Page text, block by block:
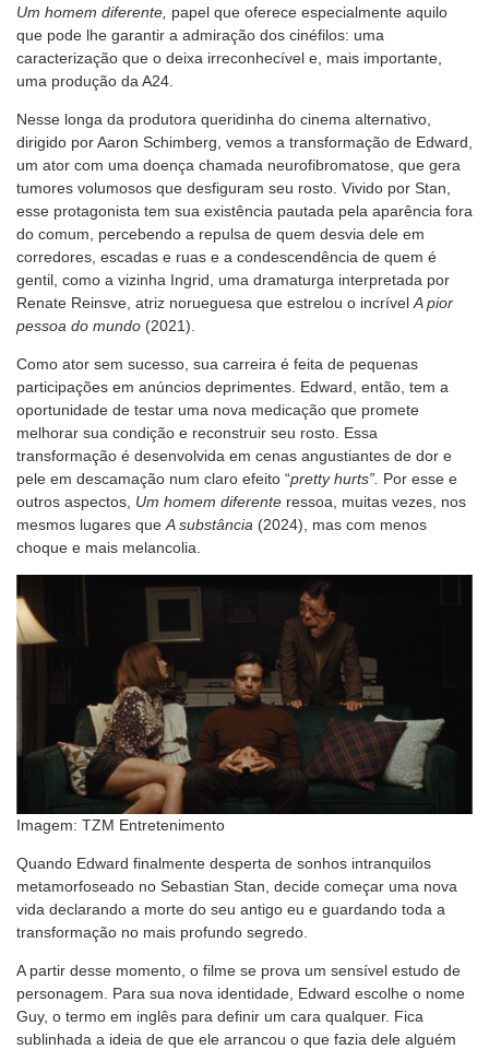
Um homem diferente, papel que oferece especialmente aquilo
que pode lhe garantir a admiração dos cinéfilos: uma
caracterização que o deixa irreconhecível e, mais importante,
uma produção da A24.
Nesse longa da produtora queridinha do cinema alternativo,
dirigido por Aaron Schimberg, vemos a transformação de Edward,
um ator com uma doença chamada neurofibromatose, que gera
tumores volumosos que desfiguram seu rosto. Vivido por Stan,
esse protagonista tem sua existência pautada pela aparência fora
do comum, percebendo a repulsa de quem desvia dele em
corredores, escadas e ruas e a condescendência de quem é
gentil, como a vizinha Ingrid, uma dramaturga interpretada por
Renate Reinsve, atriz norueguesa que estrelou o incrível A pior
pessoa do mundo (2021).
Como ator sem sucesso, sua carreira é feita de pequenas
participações em anúncios deprimentes. Edward, então, tem a
oportunidade de testar uma nova medicação que promete
melhorar sua condição e reconstruir seu rosto. Essa
transformação é desenvolvida em cenas angustiantes de dor e
pele em descamação num claro efeito “pretty hurts”. Por esse e
outros aspectos, Um homem diferente ressoa, muitas vezes, nos
mesmos lugares que A substância (2024), mas com menos
choque e mais melancolia.
Imagem: TZM Entretenimento
Quando Edward finalmente desperta de sonhos intranquilos
metamorfoseado no Sebastian Stan, decide começar uma nova
vida declarando a morte do seu antigo eu e guardando toda a
transformação no mais profundo segredo.
A partir desse momento, o filme se prova um sensível estudo de
personagem. Para sua nova identidade, Edward escolhe o nome
Guy, o termo em inglês para definir um cara qualquer. Fica
sublinhada a ideia de que ele arrancou o que fazia dele alguém